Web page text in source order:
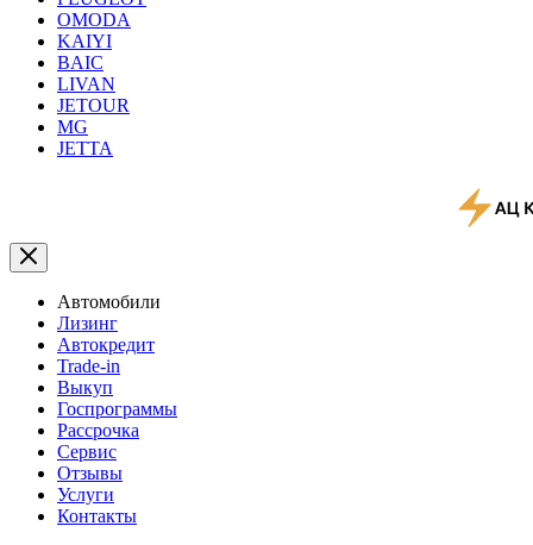
OMODA
KAIYI
BAIC
LIVAN
JETOUR
MG
JETTA
Автомобили
Лизинг
Автокредит
Trade-in
Выкуп
Госпрограммы
Рассрочка
Сервис
Отзывы
Услуги
Контакты